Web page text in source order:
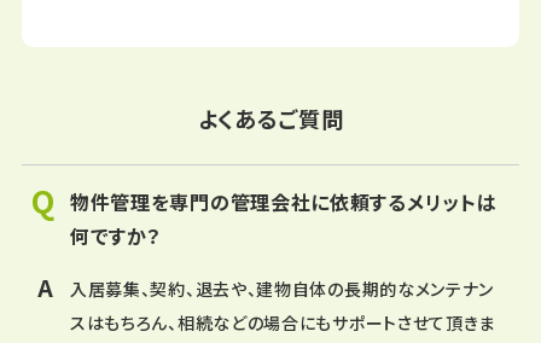
よくあるご質問
物件管理を専門の管理会社に依頼するメリットは
何ですか？
入居募集、契約、退去や、建物自体の長期的なメンテナン
スはもちろん、相続などの場合にもサポートさせて頂きま